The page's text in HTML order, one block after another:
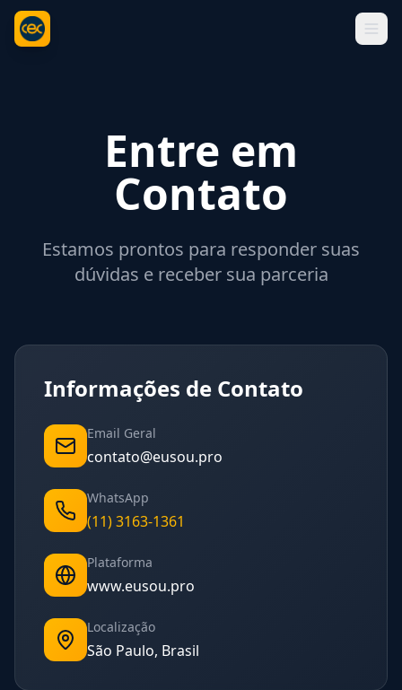
Entre em
Contato
Estamos prontos para responder suas
dúvidas e receber sua parceria
Informações de Contato
Email Geral
contato@eusou.pro
WhatsApp
(11) 3163-1361
Plataforma
www.eusou.pro
Localização
São Paulo, Brasil